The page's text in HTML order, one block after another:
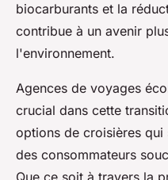
biocarburants et la
contribue à un avenir
l'environnement.
Agences de voyages
crucial dans cette
options de croisières
des consommateurs
Que ce soit à travers la